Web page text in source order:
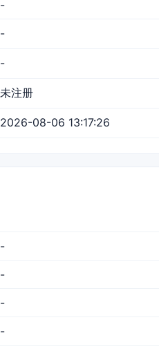
-
-
-
未注册
2026-08-06 13:17:26
-
-
-
-